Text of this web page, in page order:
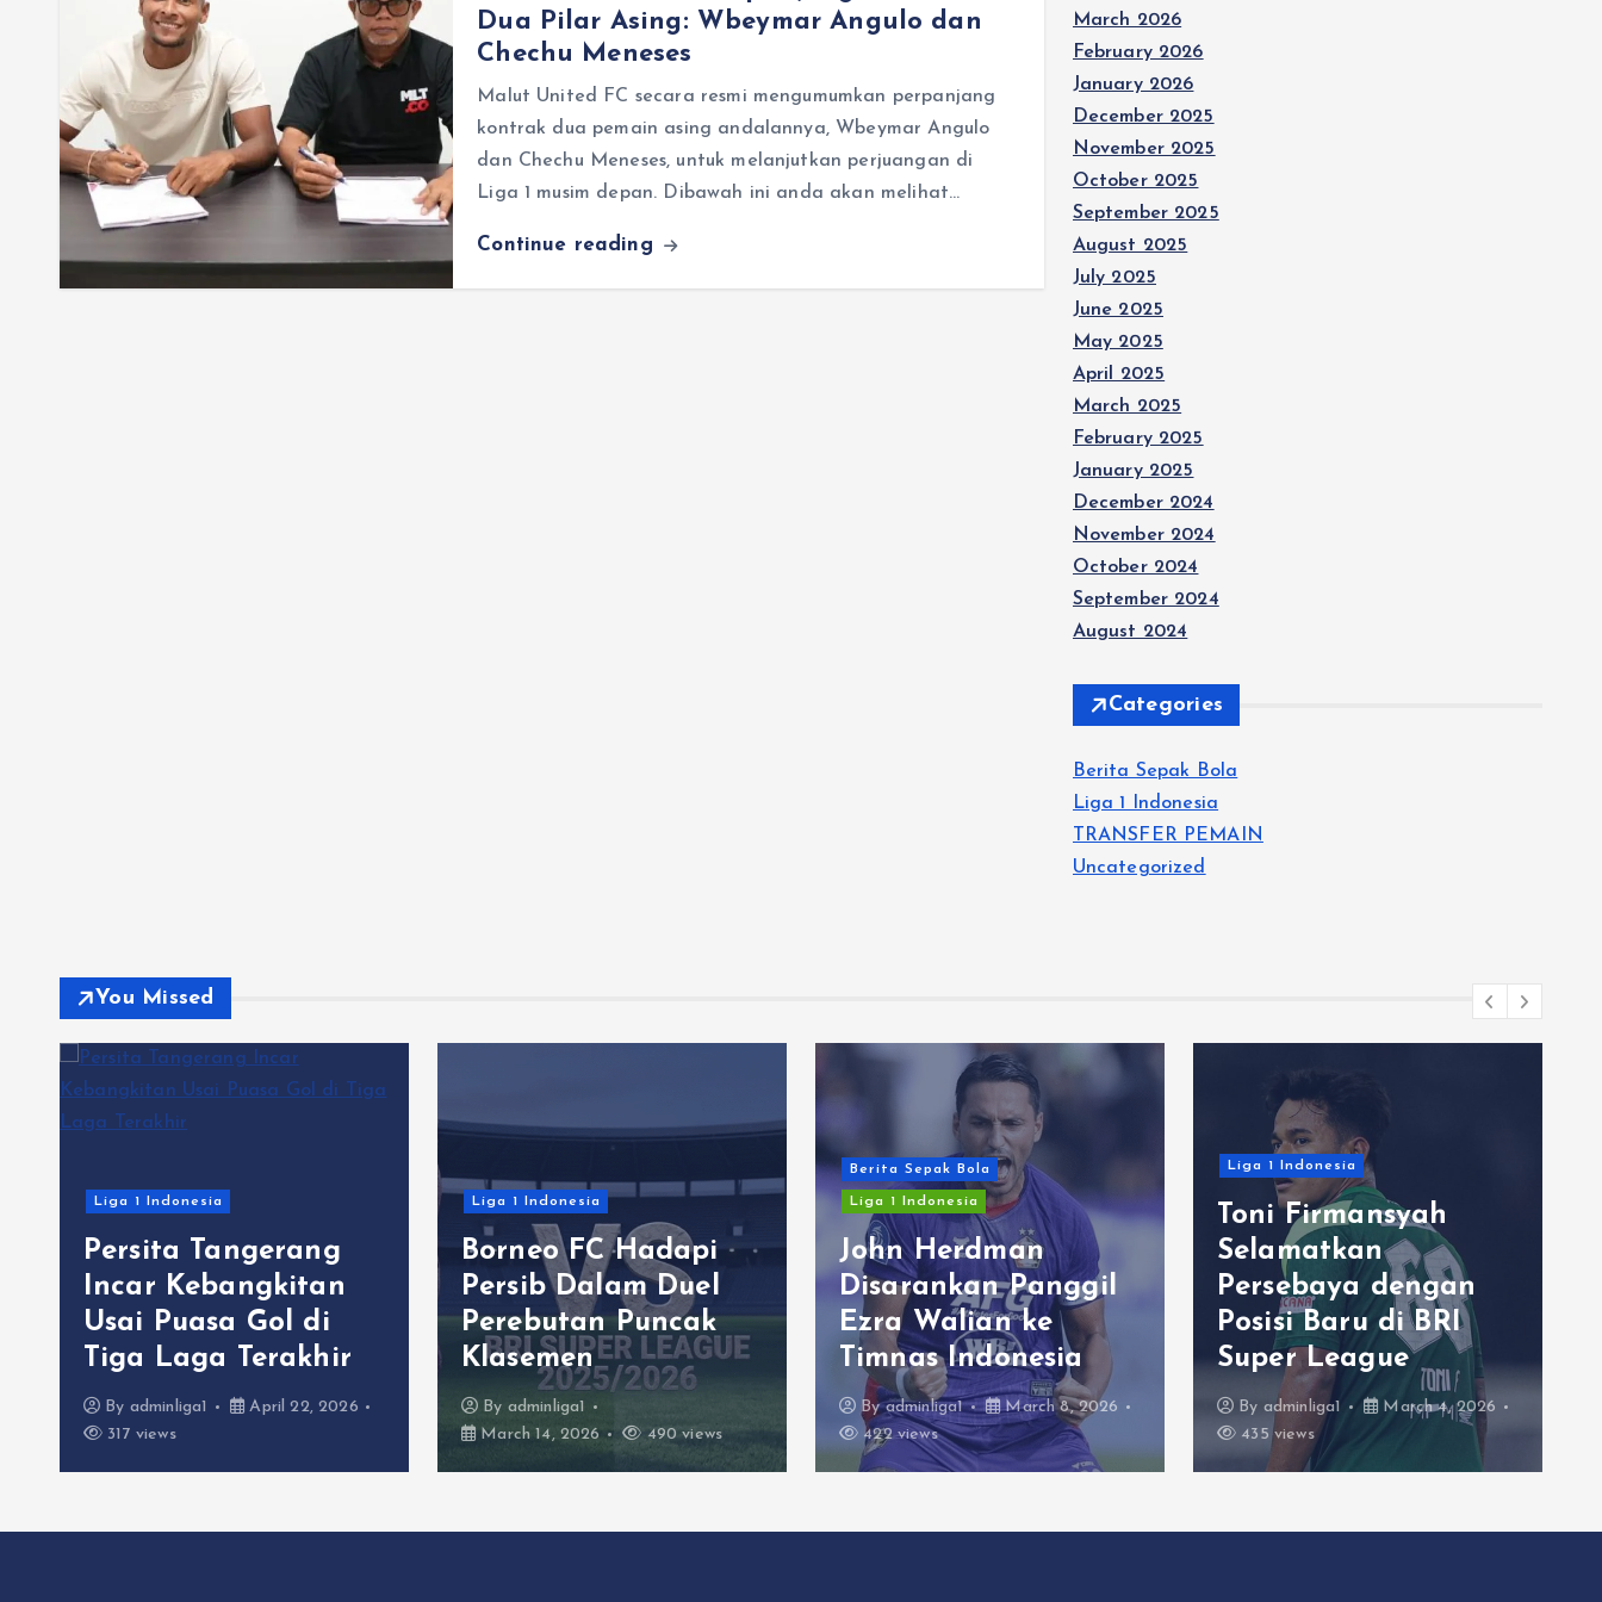
Dua Pilar Asing: Wbeymar Angulo dan
Chechu Meneses
Malut United FC secara resmi mengumumkan perpanjang
kontrak dua pemain asing andalannya, Wbeymar Angulo
dan Chechu Meneses, untuk melanjutkan perjuangan di
Liga 1 musim depan. Dibawah ini anda akan melihat…
Continue reading
March 2026
February 2026
January 2026
December 2025
November 2025
October 2025
September 2025
August 2025
July 2025
June 2025
May 2025
April 2025
March 2025
February 2025
January 2025
December 2024
November 2024
October 2024
September 2024
August 2024
Categories
Berita Sepak Bola
Liga 1 Indonesia
TRANSFER PEMAIN
Uncategorized
You Missed
Liga 1 Indonesia
Persita Tangerang
Incar Kebangkitan
Usai Puasa Gol di
Tiga Laga Terakhir
By adminliga1
April 22, 2026
317 views
Liga 1 Indonesia
Borneo FC Hadapi
Persib Dalam Duel
Perebutan Puncak
Klasemen
By adminliga1
March 14, 2026
490 views
Berita Sepak Bola
Liga 1 Indonesia
John Herdman
Disarankan Panggil
Ezra Walian ke
Timnas Indonesia
Byadminliga1
March 8, 2026
422 views
Liga 1 Indonesia
Toni Firmansyah
Selamatkan
Persebaya dengan
Posisi Baru di BRI
Super League
By adminliga1
March 4, 2026
435 views